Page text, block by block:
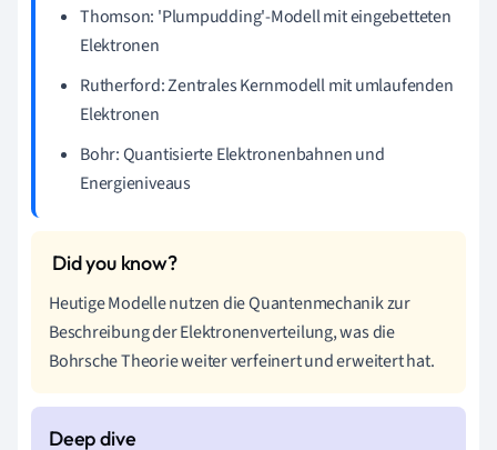
Thomson: 'Plumpudding'-Modell mit eingebetteten
Elektronen
Rutherford: Zentrales Kernmodell mit umlaufenden
Elektronen
Bohr: Quantisierte Elektronenbahnen und
Energieniveaus
Heutige Modelle nutzen die Quantenmechanik zur
Beschreibung der Elektronenverteilung, was die
Bohrsche Theorie weiter verfeinert und erweitert hat.